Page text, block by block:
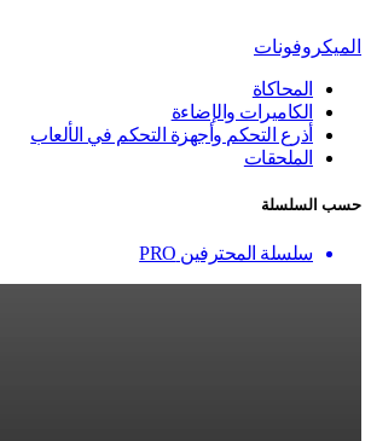
الميكروفونات
المحاكاة
الكاميرات والإضاءة
أذرع التحكم وأجهزة التحكم في الألعاب
الملحقات
حسب السلسلة
سلسلة المحترفين PRO